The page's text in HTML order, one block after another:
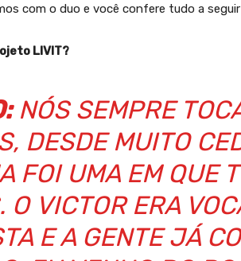
com o duo e você confere tudo a
LIVIT?
NÓS SEMPRE
DESDE MUITO
FOI UMA EM QUE
O VICTOR ERA
E A GENTE JÁ